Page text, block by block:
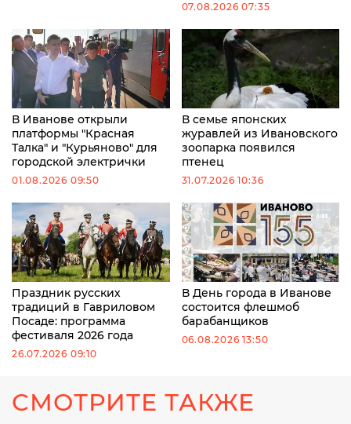
07.08.2026 07:35
В Иванове открыли
платформы "Красная
Талка" и "Курьяново" для
городской электрички
01.08.2026 09:50
В семье японских
журавлей из Ивановского
зоопарка появился
птенец
31.07.2026 10:36
Праздник русских
традиций в Гавриловом
Посаде: программа
фестиваля 2026 года
26.07.2026 09:10
В День города в Иванове
состоится флешмоб
барабанщиков
06.08.2026 13:50
СМОТРИТЕ ТАКЖЕ